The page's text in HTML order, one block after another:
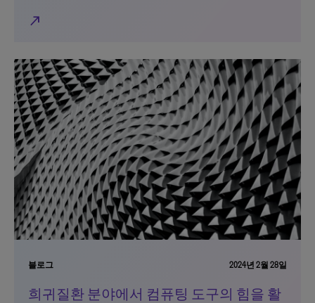
north_east
블로그 2024년 2월 28일
희귀질환 분야에서 컴퓨팅 도구의 힘을 활